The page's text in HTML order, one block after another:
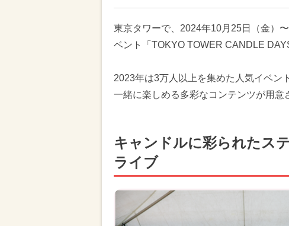
東京タワーで、2024年10月25日（金）
ベント「TOKYO TOWER CANDLE
2023年は3万人以上を集めた人気イベン
一緒に楽しめる多彩なコンテンツが用意
キャンドルに彩られたス
ライブ